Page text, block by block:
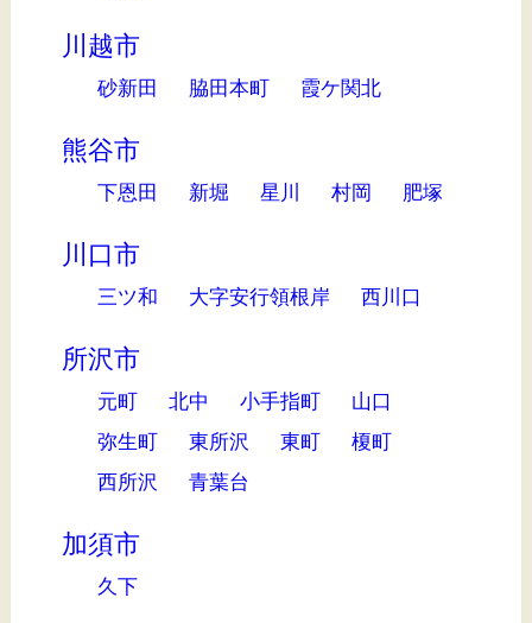
川越市
砂新田 脇田本町 霞ケ関北
熊谷市
下恩田 新堀 星川 村岡 肥塚
川口市
三ツ和 大字安行領根岸 西川口
所沢市
元町 北中 小手指町
山口
弥生町
東所沢 東町
榎町
西所沢
青葉台
加須市
久下